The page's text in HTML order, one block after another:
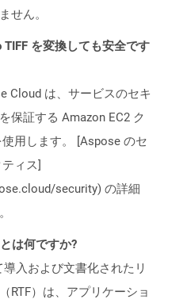
せん。
TIFF を変換しても安全です
Cloud は、サービスのセキ
保証する Amazon EC2 ク
用します。 [Aspose のセ
ィス]
security) の詳細
は何ですか?
入および文書化されたリ
RTF）は、アプリケーショ